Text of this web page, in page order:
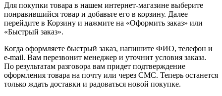
Для покупки товара в нашем интернет-магазине выберите
понравившийся товар и добавьте его в корзину. Далее
перейдите в Корзину и нажмите на «Оформить заказ» или
«Быстрый заказ».
Когда оформляете быстрый заказ, напишите ФИО, телефон и
e-mail. Вам перезвонит менеджер и уточнит условия заказа.
По результатам разговора вам придет подтверждение
оформления товара на почту или через СМС. Теперь останется
только ждать доставки и радоваться новой покупке.